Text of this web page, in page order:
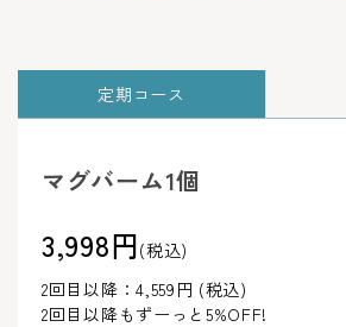
定期コース
マグバーム1個
3,998円(税込)
2回目以降：4,559円 (税込)
2回目以降もずーっと5%OFF!